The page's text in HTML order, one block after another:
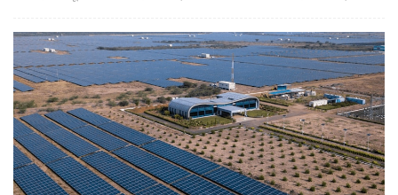
प्रमुख तीर्थ स्थलों का समग्र विकास करना है